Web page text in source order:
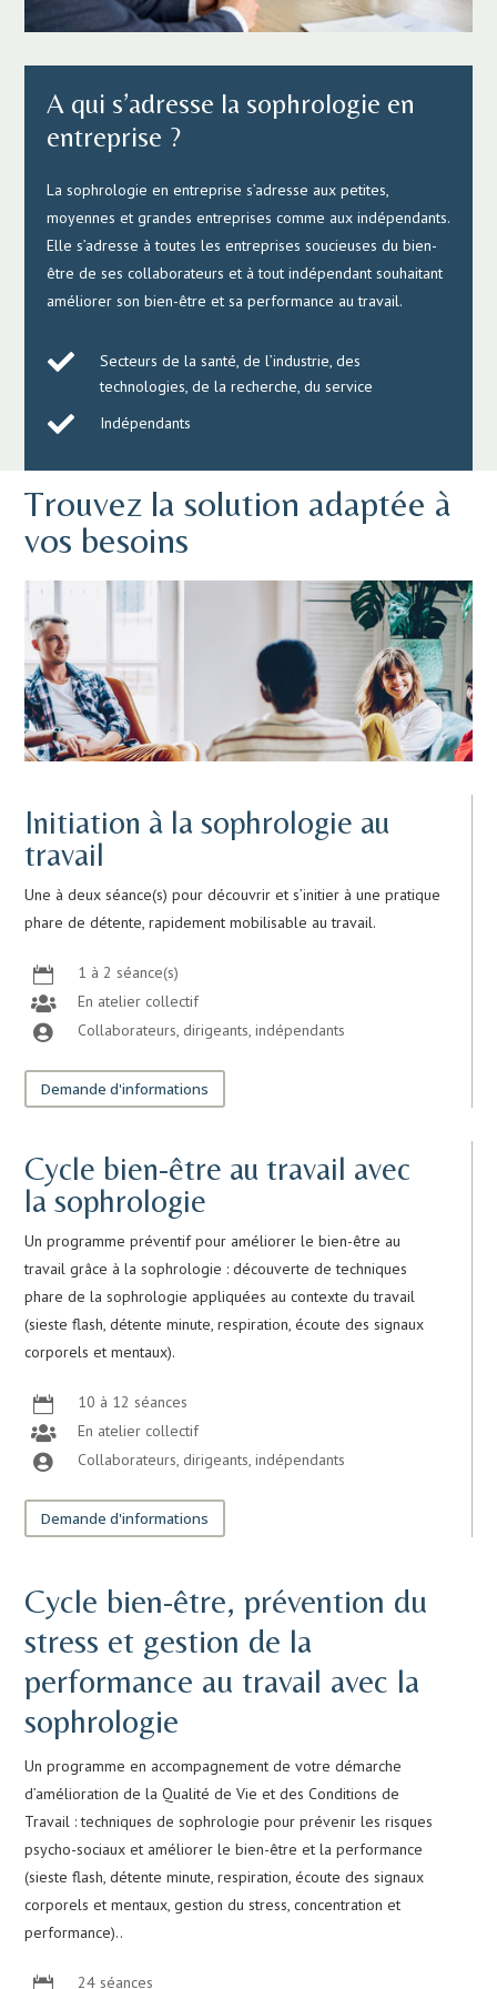
A qui s’adresse la sophrologie en
entreprise ?
La sophrologie en entreprise s’adresse aux petites,
moyennes et grandes entreprises comme aux indépendants.
Elle s’adresse à toutes les entreprises soucieuses du bien-
être de ses collaborateurs et à tout indépendant souhaitant
améliorer son bien-être et sa performance au travail.

Secteurs de la santé, de l’industrie, des
technologies, de la recherche, du service
 Indépendants
Trouvez la solution adaptée à
vos besoins
Initiation à la sophrologie au
travail
Une à deux séance(s) pour découvrir et s’initier à une pratique
phare de détente, rapidement mobilisable au travail.

1 à 2 séance(s)

En atelier collectif

Collaborateurs, dirigeants, indépendants
Demande d'informations
Cycle bien-être au travail avec
la sophrologie
Un programme préventif pour améliorer le bien-être au
travail grâce à la sophrologie : découverte de techniques
phare de la sophrologie appliquées au contexte du travail
(sieste flash, détente minute, respiration, écoute des signaux
corporels et mentaux).

10 à 12 séances

En atelier collectif

Collaborateurs, dirigeants, indépendants
Demande d'informations
Cycle bien-être, prévention du
stress et gestion de la
performance au travail avec la
sophrologie
Un programme en accompagnement de votre démarche
d’amélioration de la Qualité de Vie et des Conditions de
Travail : techniques de sophrologie pour prévenir les risques
psycho-sociaux et améliorer le bien-être et la performance
(sieste flash, détente minute, respiration, écoute des signaux
corporels et mentaux, gestion du stress, concentration et
performance)..
 24 séances